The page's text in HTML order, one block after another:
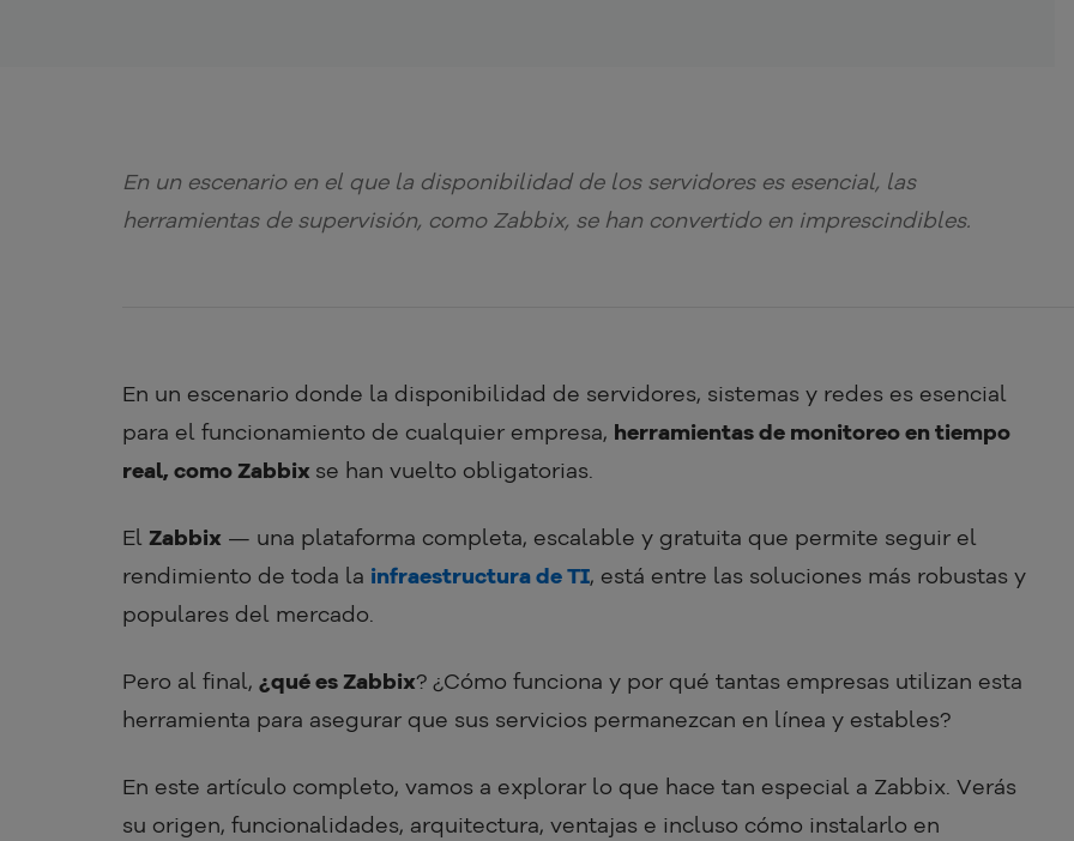
En un escenario en el que la disponibilidad de los servidores es esencial, las
herramientas de supervisión, como Zabbix, se han convertido en imprescindibles.
En un escenario donde la disponibilidad de servidores, sistemas y redes es esencial
para el funcionamiento de cualquier empresa, herramientas de monitoreo en tiempo
real, como Zabbix se han vuelto obligatorias.
El Zabbix — una plataforma completa, escalable y gratuita que permite seguir el
rendimiento de toda la infraestructura de TI, está entre las soluciones más robustas y
populares del mercado.
Pero al final, ¿qué es Zabbix? ¿Cómo funciona y por qué tantas empresas utilizan esta
herramienta para asegurar que sus servicios permanezcan en línea y estables?
En este artículo completo, vamos a explorar lo que hace tan especial a Zabbix. Verás
su origen, funcionalidades, arquitectura, ventajas e incluso cómo instalarlo en